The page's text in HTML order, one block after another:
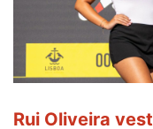
Rui Oliveira